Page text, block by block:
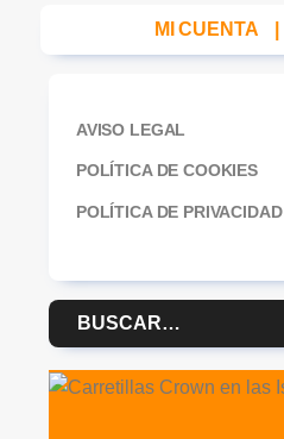
MI CUENTA
AVISO LEGAL
POLÍTICA DE COOKIES
POLÍTICA DE PRIVACIDAD
Buscar
por: